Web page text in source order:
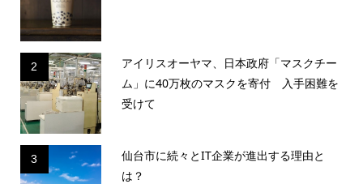
2
アイリスオーヤマ、日本政府「マスクチー
ム」に40万枚のマスクを寄付 入手困難を
受けて
3
仙台市に続々とIT企業が進出する理由と
は？